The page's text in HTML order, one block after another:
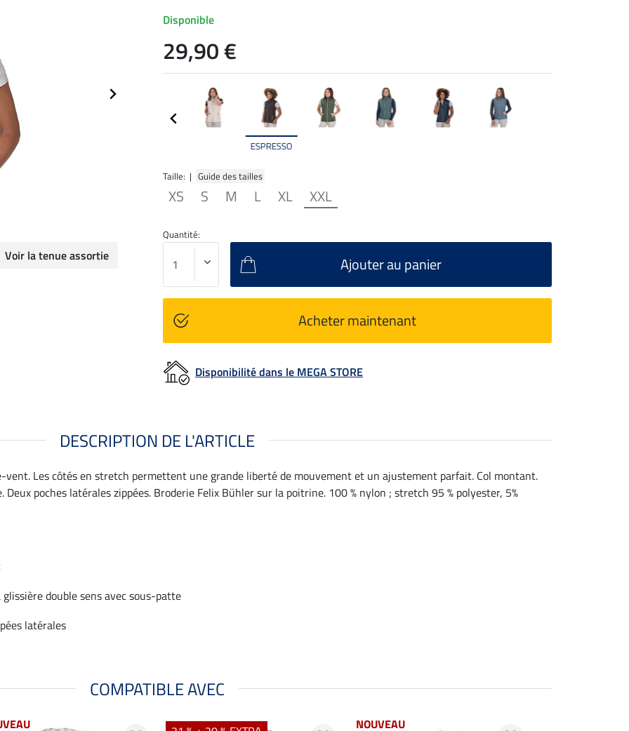
Voir la tenue assortie
ESPRESSO
Taille: | Guide des tailles
XS S M L XL XXL
Disponible
29,90 €
Quantité:
Ajouter au panier
Acheter maintenant
Disponibilité dans le MEGA STORE
DESCRIPTION DE L'ARTICLE
Les côtés en stretch permettent une grande liberté de mouvement et un ajustement parfait. Col montant.
poches latérales zippées. Broderie Felix Bühler sur la poitrine. 100 % nylon ; stretch 95 % polyester, 5%
double sens avec sous-patte
latérales
COMPATIBLE AVEC
NOUVEAU